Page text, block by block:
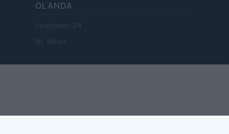
OLANDA
Investeren 24
NL Newz